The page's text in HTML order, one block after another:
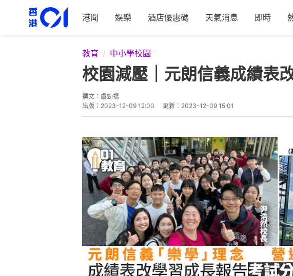
港聞 娛樂 酒店優惠碼 天氣消息 即時
教育 中小學校園
校園減壓｜元朗信義成績
撰文： 盧勁揚
出版： 2023-12-09 12:00 更新： 2023-12-09 15:01